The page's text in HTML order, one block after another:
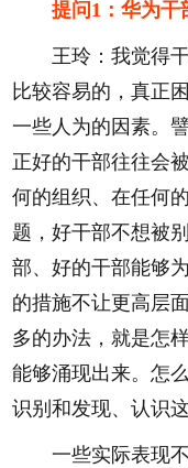
提问1：华为干
王玲：我觉得干
比较容易的，真正
一些人为的因素。
正好的干部往往会
何的组织、在任何
题，好干部不想被
部、好的干部能够
的措施不让更高层
多的办法，就是怎
能够涌现出来。怎
识别和发现、认识
一些实际表现不